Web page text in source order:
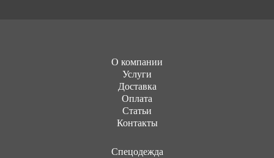
О компании
Услуги
Доставка
Оплата
Статьи
Контакты
Cпецодежда